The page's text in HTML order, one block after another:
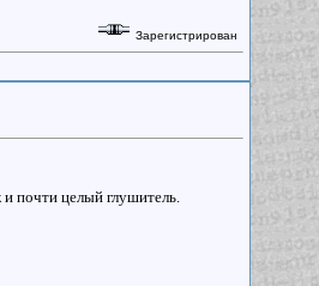
Зарегистрирован
почти целый глушитель.